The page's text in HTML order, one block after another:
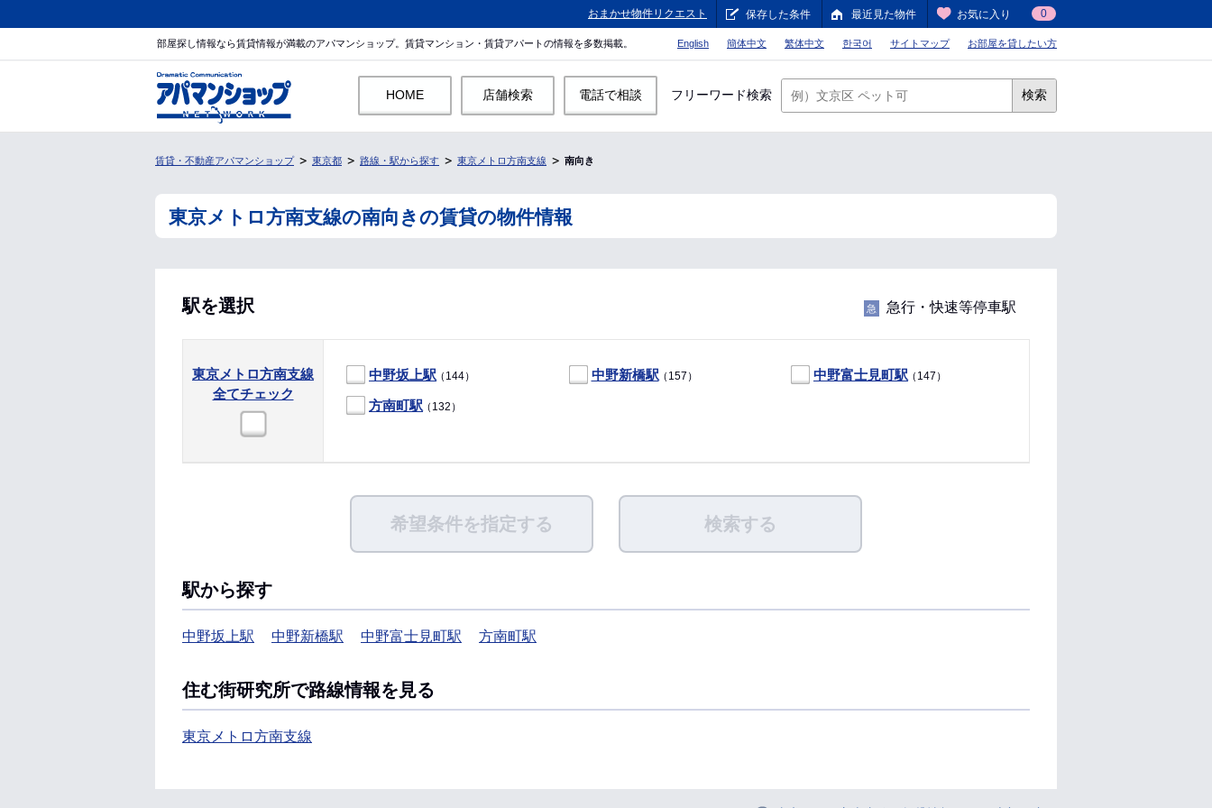
おまかせ物件リクエスト 保存した条件 最近見た物件 お気に入り 0
部屋探し情報なら賃貸情報が満載のアパマンショップ。賃貸マンション・賃貸アパートの情報を多数掲載。 English 簡体中文 繁体中文 한국어 サイトマップ お部屋を貸したい方
HOME 店舗検索 電話で相談 フリーワード検索 検索
賃貸・不動産アパマンショップ 東京都 路線・駅から探す 東京メトロ方南支線 南向き
東京メトロ方南支線の南向きの賃貸の物件情報
駅を選択 急 急行・快速等停車駅
東京メトロ方南支線
全てチェック
中野坂上駅（144） 中野新橋駅（157） 中野富士見町駅（147）
方南町駅（132）
希望条件を指定する 検索する
駅から探す
中野坂上駅 中野新橋駅 中野富士見町駅 方南町駅
住む街研究所で路線情報を見る
東京メトロ方南支線